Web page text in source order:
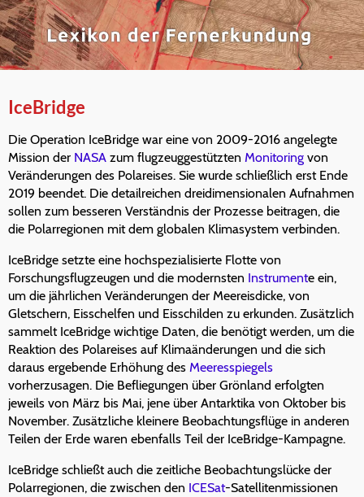
IceBridge
Die Operation IceBridge war eine von 2009-2016 angelegte
Mission der NASA zum flugzeuggestützten Monitoring von
Veränderungen des Polareises. Sie wurde schließlich erst Ende
2019 beendet. Die detailreichen dreidimensionalen Aufnahmen
sollen zum besseren Verständnis der Prozesse beitragen, die
die Polarregionen mit dem globalen Klimasystem verbinden.
IceBridge setzte eine hochspezialisierte Flotte von
Forschungsflugzeugen und die modernsten Instrumente ein,
um die jährlichen Veränderungen der Meereisdicke, von
Gletschern, Eisschelfen und Eisschilden zu erkunden. Zusätzlich
sammelt IceBridge wichtige Daten, die benötigt werden, um die
Reaktion des Polareises auf Klimaänderungen und die sich
daraus ergebende Erhöhung des Meeresspiegels
vorherzusagen. Die Befliegungen über Grönland erfolgten
jeweils von März bis Mai, jene über Antarktika von Oktober bis
November. Zusätzliche kleinere Beobachtungsflüge in anderen
Teilen der Erde waren ebenfalls Teil der IceBridge-Kampagne.
IceBridge schließt auch die zeitliche Beobachtungslücke der
Polarregionen, die zwischen den ICESat-Satellitenmissionen